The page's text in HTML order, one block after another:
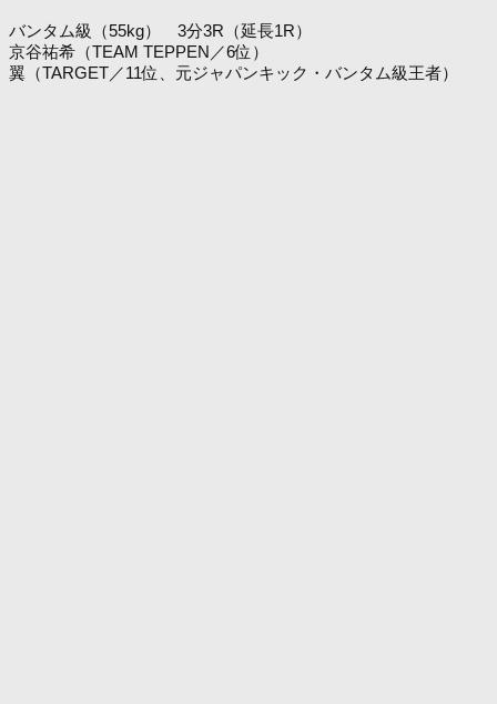
バンタム級（55kg） 3分3R（延長1R）
京谷祐希（TEAM TEPPEN／6位）
翼（TARGET／11位、元ジャパンキック・バンタム級王者）